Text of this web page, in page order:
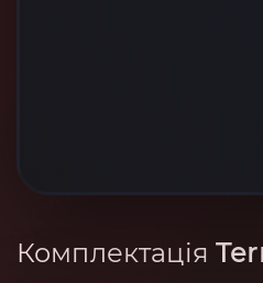
Комплектація